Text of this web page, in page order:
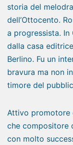
storia del
dell’Ottocento.
a progressista. In
dalla casa
Berlino. Fu un
bravura ma non
timore del
Attivo promotore
che compositore
con molto